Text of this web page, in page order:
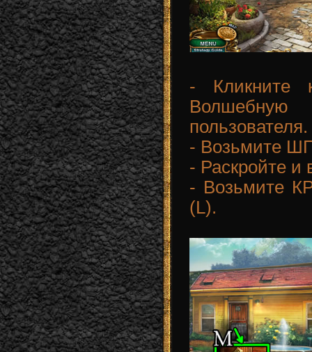
- Кликните
Волшебную
пользователя.
- Возьмите
- Раскройте
- Возьмите
(L).